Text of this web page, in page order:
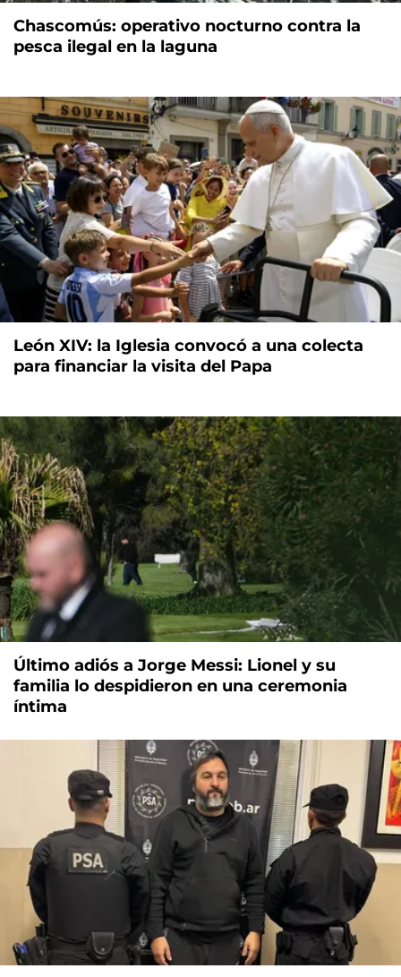
Chascomús: operativo nocturno contra la
pesca ilegal en la laguna
León XIV: la Iglesia convocó a una colecta
para financiar la visita del Papa
Último adiós a Jorge Messi: Lionel y su
familia lo despidieron en una ceremonia
íntima